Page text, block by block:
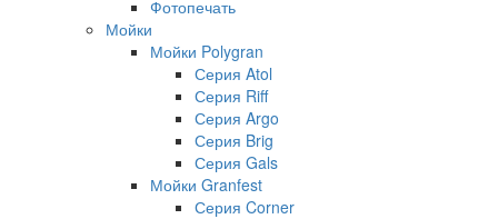
Фотопечать
Мойки
Мойки Polygran
Серия Atol
Серия Riff
Серия Argo
Серия Brig
Серия Gals
Мойки Granfest
Серия Corner